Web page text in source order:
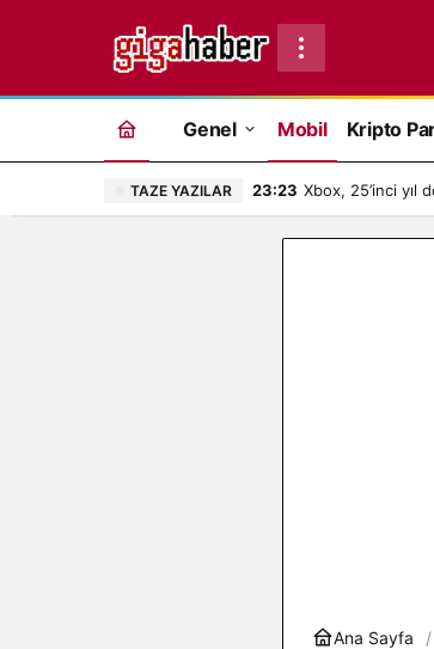
Genel Mobil Kripto
TAZE YAZILAR 23:23 Xbox, 25’inci
Ana Sayfa